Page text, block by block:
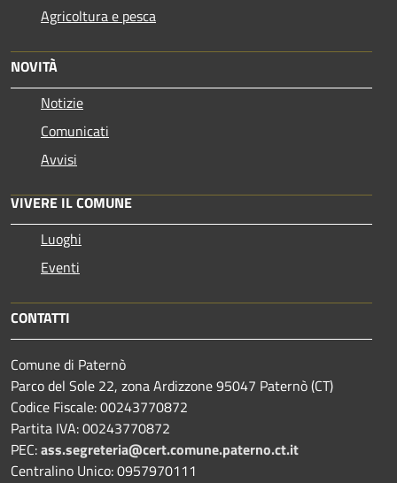
Agricoltura e pesca
NOVITÀ
Notizie
Comunicati
Avvisi
VIVERE IL COMUNE
Luoghi
Eventi
CONTATTI
Comune di Paternò
Parco del Sole 22, zona Ardizzone 95047 Paternò (CT)
Codice Fiscale: 00243770872
Partita IVA: 00243770872
PEC:ass.segreteria@cert.comune.paterno.ct.it
Centralino Unico: 0957970111